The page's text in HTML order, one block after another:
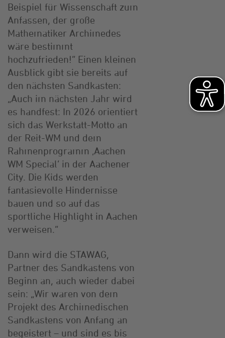
Beispiel für Wissenschaft zum
Anfassen, der große
Mathematiker Archimedes
wäre bestimmt
hochzufrieden!“ Einen kleinen
Ausblick gibt sie bereits auf
den nächsten Sandkasten:
„Auch im nächsten Jahr wird
es handfest: In 2026 orientiert
sich das Werkstatt-Motto an
der Reit-WM und dem
Rahmenprogramm ‚Aachen
WM Special‘ in der Aachener
City. Die Kids werden
fantasievolle Hindernisse
bauen und so auf das
sportliche Highlight in Aachen
verweisen.“
Dann wird die STAWAG,
Partner des Sandkastens von
Beginn an, auch wieder dabei
sein: „Wir waren von dem
Projekt des Archimedischen
Sandkastens von Anfang an
begeistert – und sind es bis